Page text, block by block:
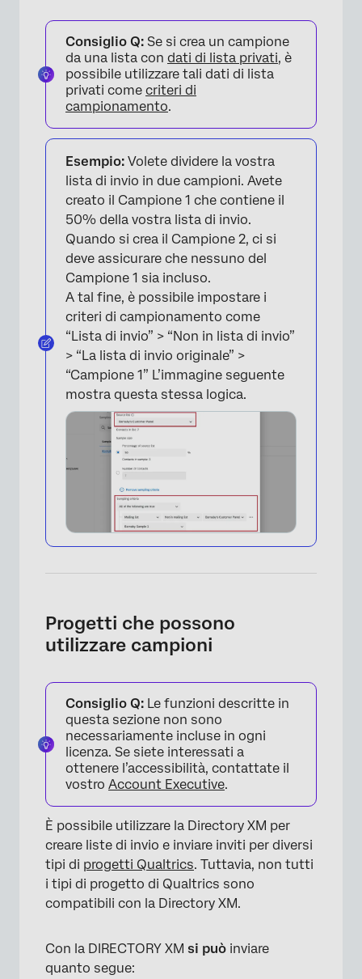
Consiglio Q: Se si crea un campione
da una lista con dati di lista privati, è
possibile utilizzare tali dati di lista
privati come criteri di
campionamento.
Esempio: Volete dividere la vostra
lista di invio in due campioni. Avete
creato il Campione 1 che contiene il
50% della vostra lista di invio.
Quando si crea il Campione 2, ci si
deve assicurare che nessuno del
Campione 1 sia incluso.
A tal fine, è possibile impostare i
criteri di campionamento come
“Lista di invio” > “Non in lista di invio”
> “La lista di invio originale” >
“Campione 1” L’immagine seguente
mostra questa stessa logica.
Progetti che possono
utilizzare campioni
Consiglio Q: Le funzioni descritte in
questa sezione non sono
necessariamente incluse in ogni
licenza. Se siete interessati a
ottenere l’accessibilità, contattate il
vostro Account Executive.
È possibile utilizzare la Directory XM per
creare liste di invio e inviare inviti per diversi
tipi di progetti Qualtrics. Tuttavia, non tutti
i tipi di progetto di Qualtrics sono
compatibili con la Directory XM.
Con la DIRECTORY XM si può inviare
quanto segue: